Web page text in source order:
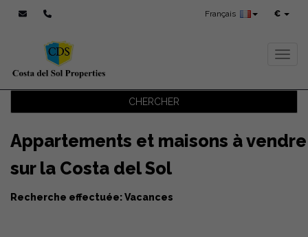
€
Français
CHERCHER
Appartements et maisons à vendre
sur la Costa del Sol
Recherche effectuée: Vacances